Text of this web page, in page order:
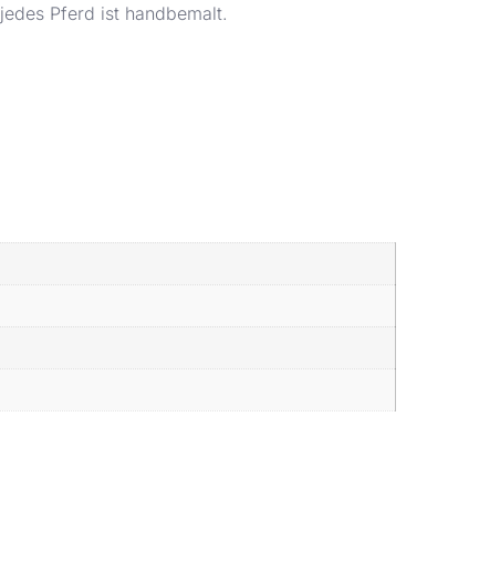
Pferd ist handbemalt.